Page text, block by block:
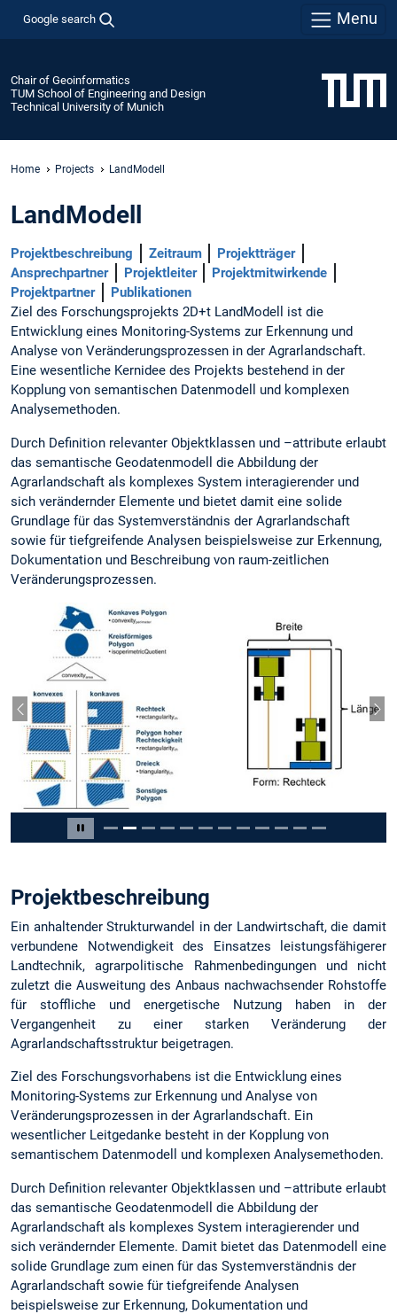
Google search Menu
Chair of Geoinformatics
TUM School of Engineering and Design
Technical University of Munich
Home Projects LandModell
LandModell
Projektbeschreibung Zeitraum
Projektträger
Ansprechpartner
Projektleiter
Projektmitwirkende
Projektpartner
Publikationen
Ziel des Forschungsprojekts 2D+t LandModell ist die
Entwicklung eines Monitoring-Systems zur Erkennung und
Analyse von Veränderungsprozessen in der Agrarlandschaft.
Eine wesentliche Kernidee des Projekts bestehend in der
Kopplung von semantischen Datenmodell und komplexen
Analysemethoden.
Durch Definition relevanter Objektklassen und –attribute erlaubt
das semantische Geodatenmodell die Abbildung der
Agrarlandschaft als komplexes System interagierender und
sich verändernder Elemente und bietet damit eine solide
Grundlage für das Systemverständnis der Agrarlandschaft
sowie für tiefgreifende Analysen beispielsweise zur Erkennung,
Dokumentation und Beschreibung von raum-zeitlichen
Veränderungsprozessen.
Pause carousel
Previous slide
Slide 2 of 12
Projektbeschreibung
Ein anhaltender Strukturwandel in der Landwirtschaft, die damit
verbundene Notwendigkeit des Einsatzes leistungsfähigerer
Landtechnik, agrarpolitische Rahmenbedingungen und nicht
zuletzt die Ausweitung des Anbaus nachwachsender Rohstoffe
für stoffliche und energetische Nutzung haben in der
Vergangenheit zu einer starken Veränderung der
Agrarlandschaftsstruktur beigetragen.
Ziel des Forschungsvorhabens ist die Entwicklung eines
Monitoring-Systems zur Erkennung und Analyse von
Veränderungsprozessen in der Agrarlandschaft. Ein
wesentlicher Leitgedanke besteht in der Kopplung von
semantischem Datenmodell und komplexen Analysemethoden.
Durch Definition relevanter Objektklassen und –attribute erlaubt
das semantische Geodatenmodell die Abbildung der
Agrarlandschaft als komplexes System interagierender und
sich verändernder Elemente. Damit bietet das Datenmodell eine
solide Grundlage zum einen für das Systemverständnis der
Agrarlandschaft sowie für tiefgreifende Analysen
beispielsweise zur Erkennung, Dokumentation und